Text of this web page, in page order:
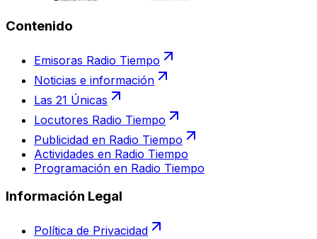
Contenido
Emisoras Radio Tiempo
Noticias e información
Las 21 Únicas
Locutores Radio Tiempo
Publicidad en Radio Tiempo
Actividades en Radio Tiempo
Programación en Radio Tiempo
Información Legal
Política de Privacidad